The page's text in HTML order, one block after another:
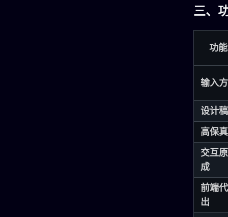
三、
功
输入
设计
高保
交互
成
前端
出